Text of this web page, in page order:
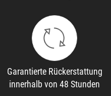
Garantierte Rückerstattung
innerhalb von 48 Stunden